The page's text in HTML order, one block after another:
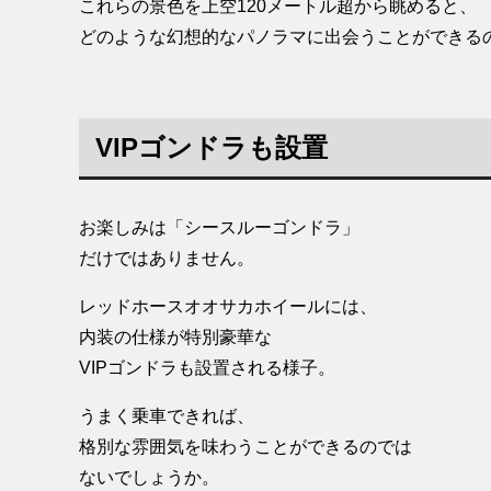
これらの景色を上空120メートル超から眺めると、
どのような幻想的なパノラマに出会うことができる
VIPゴンドラも設置
お楽しみは「シースルーゴンドラ」
だけではありません。
レッドホースオオサカホイールには、
内装の仕様が特別豪華な
VIPゴンドラも設置される様子。
うまく乗車できれば、
格別な雰囲気を味わうことができるのでは
ないでしょうか。